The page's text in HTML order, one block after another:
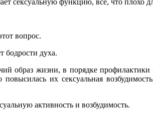
вопрос.
бодрости духа.
образ жизни, в порядке профилактики
их сексуальная
активность и возбудимость.